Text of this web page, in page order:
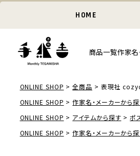
HOME
商品一覧作家名
ONLINE SHOP 全商品
表現社
ONLINE SHOP
作家名・メーカーから
ONLINE SHOP
アイテムから探す ポ
ONLINE SHOP
作家名・メーカーから